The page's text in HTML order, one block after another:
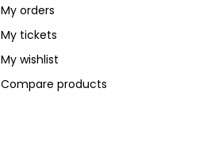
My orders
My tickets
My wishlist
Compare products